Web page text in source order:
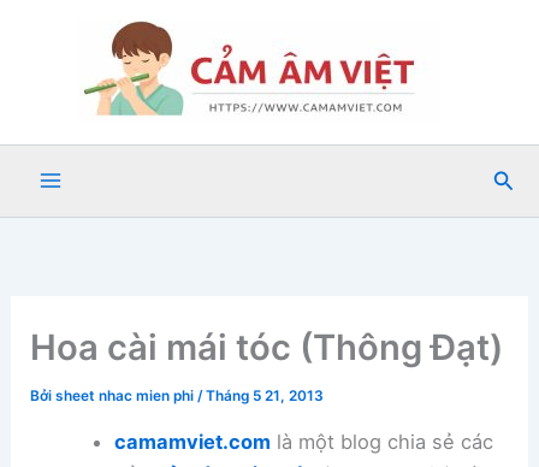
Tìm
Hoa cài mái tóc (Thông Đạt)
Bởisheet nhac mien phi/Tháng 5 21, 2013
camamviet.com là một blog chia sẻ các